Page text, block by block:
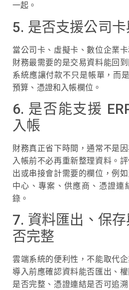
一起。
5. 是否支援公司
當公司卡、虛擬卡、數位企業
財務最需要的是交易資料能回
系統應讓付款不只是帳單，而
預算、憑證和入帳欄位。
6. 是否能支援
入帳
財務真正省下時間，通常不是
入帳前不必再重新整理資料。
出或串接會計需要的欄位，例
中心、專案、供應商、憑證連
錄。
7. 資料匯出、保
否完整
雲端系統的便利性，不能取代
導入前應確認資料能否匯出、
是否完整、憑證連結是否可追